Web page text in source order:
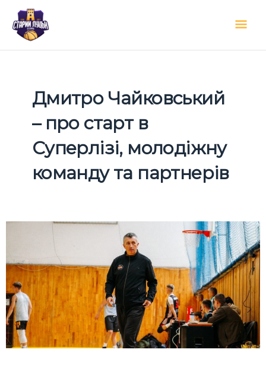
вмісту
Дмитро Чайковський
– про старт в
Суперлізі, молодіжну
команду та партнерів